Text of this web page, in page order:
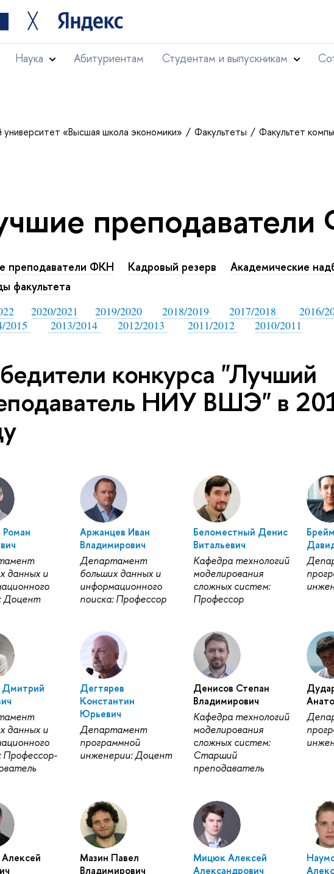
╳
Наука Абитуриентам Студентам и выпускникам
университет «Высшая школа экономики» Факультеты Факультет
преподаватели ФКН Кадровый резерв
Академические
факультета
2020/2021 2019/2020 2018/2019 2017/2018 2016/
2015
2013/2014 2012/2013 2011/2012 2010/2011
конкурса "Лучший
НИУ ВШЭ" в
данных и
Доцент
Аржанцев Иван
Владимирович
Департамент
больших данных и
информационного
поиска: Профессор
Беломестный Денис
Витальевич
Кафедра технологий
моделирования
сложных систем:
Профессор
Дмитрий
данных и
Профессор-
Дегтярев
Константин
Юрьевич
Департамент
программной
инженерии: Доцент
Денисов Степан
Владимирович
Кафедра технологий
моделирования
сложных систем:
Старший
преподаватель
Мазин Павел
Владимирович
Мицюк Алексей
Александрович